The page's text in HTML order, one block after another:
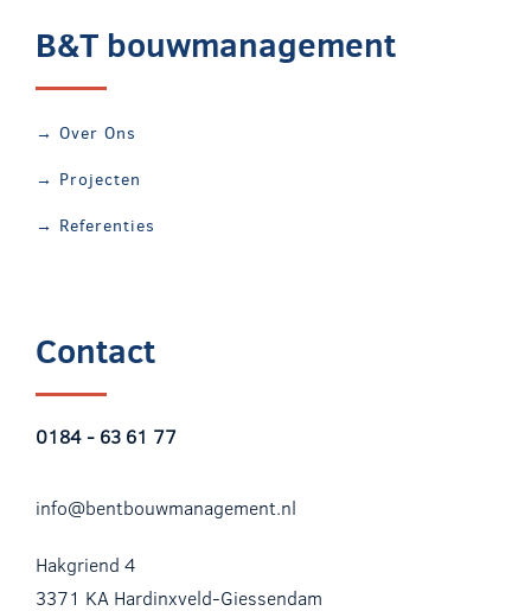
B&T bouwmanagement
→ Over Ons
→ Projecten
→ Referenties
Contact
0184 - 63 61 77
info@bentbouwmanagement.nl
Hakgriend 4
3371 KA Hardinxveld-Giessendam